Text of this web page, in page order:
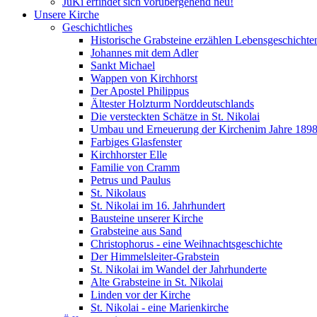
Unsere Kirche
Geschichtliches
Historische Grabsteine erzählen
Johannes mit dem Adler
Sankt Michael
Wappen von Kirchhorst
Der Apostel Philippus
Ältester Holzturm Norddeutschlands
Die versteckten Schätze in St. Nikolai
Umbau und Erneuerung der Kirchenim Jahre
Farbiges Glasfenster
Kirchhorster Elle
Familie von Cramm
Petrus und Paulus
St. Nikolaus
St. Nikolai im 16. Jahrhundert
Bausteine unserer Kirche
Grabsteine aus Sand
Christophorus - eine Weihnachtsgeschichte
Der Himmelsleiter-Grabstein
St. Nikolai im Wandel der Jahrhunderte
Alte Grabsteine in St. Nikolai
Linden vor der Kirche
St. Nikolai - eine Marienkirche